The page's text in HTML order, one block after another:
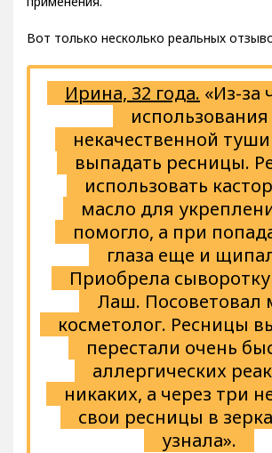
Вот только несколько реальных
Ирина, 32 года. «Из-за
использования
некачественной
выпадать ресницы.
использовать
масло для
помогло, а при
глаза еще и
Приобрела
Лаш. Посоветовал
косметолог. Ресницы
перестали очень
аллергических
никаких, а через три
свои ресницы в
узнала».